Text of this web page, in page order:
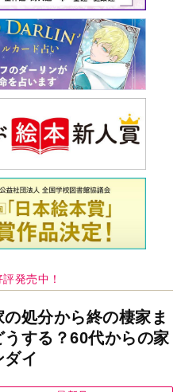
発売中！
の処分から終の棲家ま
うする？60代からの家
ダイ